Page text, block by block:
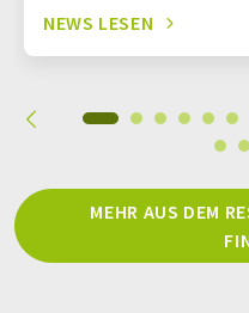
NEWS LESEN
MEHR AUS DEM